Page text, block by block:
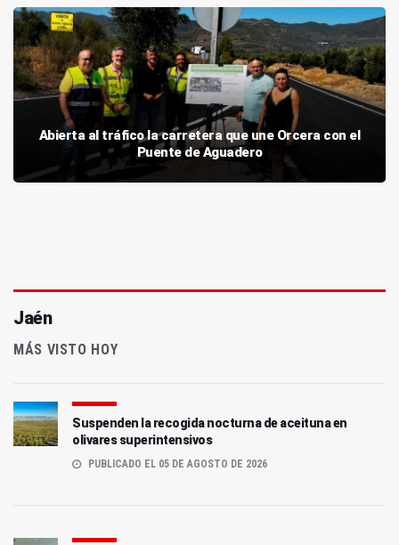
Abierta al tráfico la carretera que une Orcera con el
Puente de Aguadero
Jaén
MÁS VISTO HOY
Suspenden la recogida nocturna de aceituna en
olivares superintensivos
PUBLICADO EL 05 DE AGOSTO DE 2026